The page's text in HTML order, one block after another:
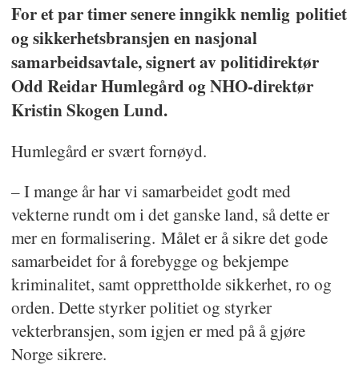
For et par timer senere inngikk nemlig politiet
og sikkerhetsbransjen en nasjonal
samarbeidsavtale, signert av politidirektør
Odd Reidar Humlegård og NHO-direktør
Kristin Skogen Lund.
Humlegård er svært fornøyd.
– I mange år har vi samarbeidet godt med
vekterne rundt om i det ganske land, så dette er
mer en formalisering. Målet er å sikre det gode
samarbeidet for å forebygge og bekjempe
kriminalitet, samt opprettholde sikkerhet, ro og
orden. Dette styrker politiet og styrker
vekterbransjen, som igjen er med på å gjøre
Norge sikrere.